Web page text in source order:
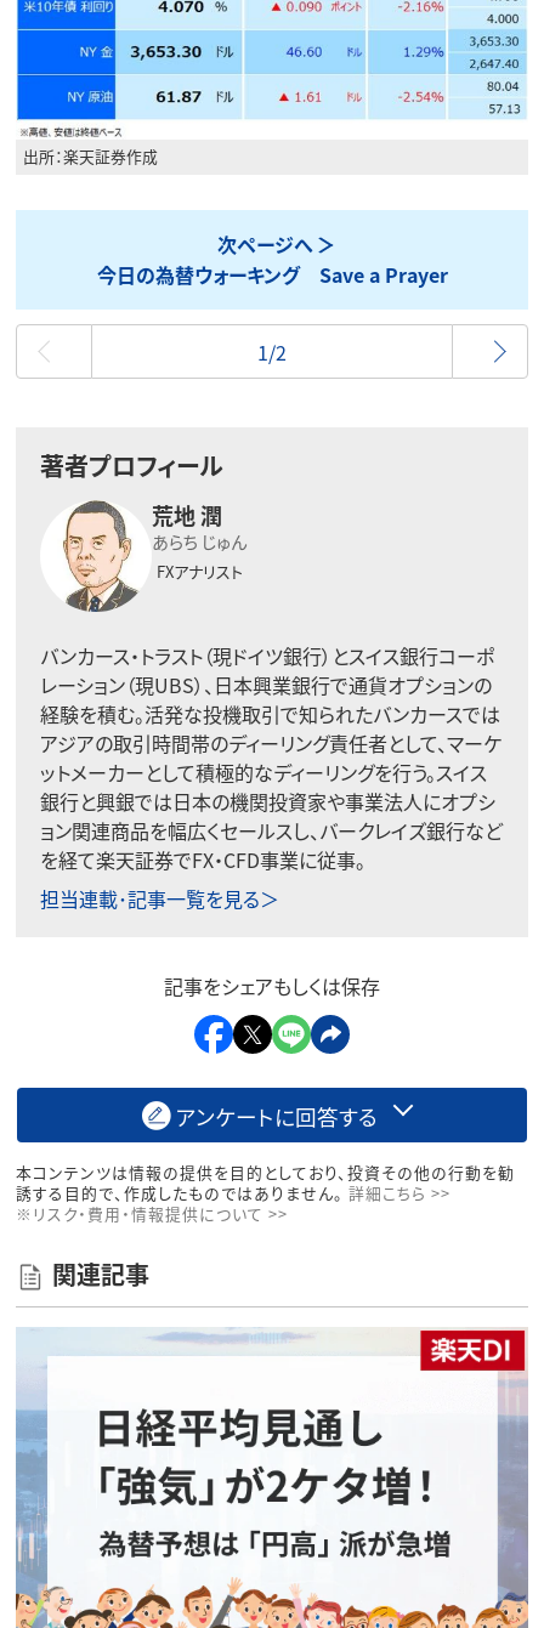
出所：楽天証券作成
次ページへ
今日の為替ウォーキング Save a Prayer
最初
1/2
著者プロフィール
荒地 潤
あらち じゅん
FXアナリスト
バンカース・トラスト（現ドイツ銀行）とスイス銀行コーポ
レーション（現UBS）、日本興業銀行で通貨オプションの
経験を積む。活発な投機取引で知られたバンカースでは
アジアの取引時間帯のディーリング責任者として、マーケ
ットメーカーとして積極的なディーリングを行う。スイス
銀行と興銀では日本の機関投資家や事業法人にオプシ
ョン関連商品を幅広くセールスし、バークレイズ銀行など
を経て楽天証券でFX・CFD事業に従事。
担当連載･記事一覧を見る＞
記事をシェアもしくは保存
アンケートに回答する
本コンテンツは情報の提供を目的としており、投資その他の行動を勧
誘する目的で、作成したものではありません。 詳細こちら >>
※リスク・費用・情報提供について >>
関連記事